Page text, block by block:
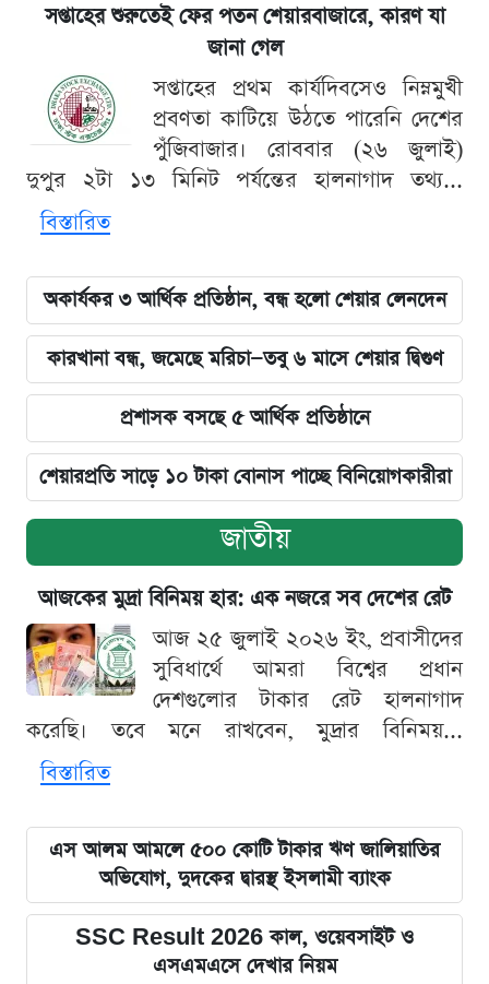
সপ্তাহের শুরুতেই ফের পতন শেয়ারবাজারে, কারণ যা
জানা গেল
সপ্তাহের প্রথম কার্যদিবসেও নিম্নমুখী
প্রবণতা কাটিয়ে উঠতে পারেনি দেশের
পুঁজিবাজার। রোববার (২৬ জুলাই)
দুপুর ২টা ১৩ মিনিট পর্যন্তের হালনাগাদ তথ্য...
বিস্তারিত
অকার্যকর ৩ আর্থিক প্রতিষ্ঠান, বন্ধ হলো শেয়ার লেনদেন
কারখানা বন্ধ, জমেছে মরিচা—তবু ৬ মাসে শেয়ার দ্বিগুণ
প্রশাসক বসছে ৫ আর্থিক প্রতিষ্ঠানে
শেয়ারপ্রতি সাড়ে ১০ টাকা বোনাস পাচ্ছে বিনিয়োগকারীরা
জাতীয়
আজকের মুদ্রা বিনিময় হার: এক নজরে সব দেশের রেট
আজ ২৫ জুলাই ২০২৬ ইং, প্রবাসীদের
সুবিধার্থে আমরা বিশ্বের প্রধান
দেশগুলোর টাকার রেট হালনাগাদ
করেছি। তবে মনে রাখবেন, মুদ্রার বিনিময়...
বিস্তারিত
এস আলম আমলে ৫০০ কোটি টাকার ঋণ জালিয়াতির
অভিযোগ, দুদকের দ্বারস্থ ইসলামী ব্যাংক
SSC Result 2026 কাল, ওয়েবসাইট ও
এসএমএসে দেখার নিয়ম